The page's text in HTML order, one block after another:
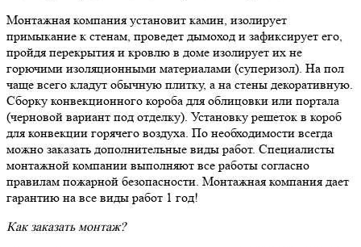
Монтажная компания установит камин, изолирует
примыкание к стенам, проведет дымоход и зафиксирует его,
пройдя перекрытия и кровлю в доме изолирует их не
горючими изоляционными материалами (суперизол). На пол
чаще всего кладут обычную плитку, а на стены декоративную.
Сборку конвекционного короба для облицовки или портала
(черновой вариант под отделку). Установку решеток в короб
для конвекции горячего воздуха. По необходимости всегда
можно заказать дополнительные виды работ. Специалисты
монтажной компании выполняют все работы согласно
правилам пожарной безопасности. Монтажная компания дает
гарантию на все виды работ 1 год!
Как заказать монтаж?